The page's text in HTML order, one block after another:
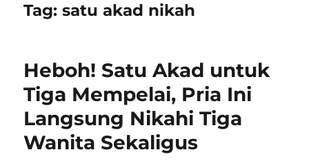
Tag:satu akad nikah
Heboh! Satu Akad untuk
Tiga Mempelai, Pria Ini
Langsung Nikahi Tiga
Wanita Sekaligus